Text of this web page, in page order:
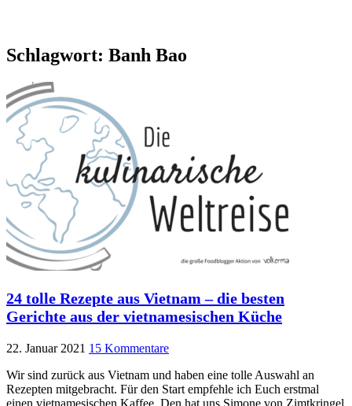
Schlagwort: Banh Bao
24 tolle Rezepte aus Vietnam – die besten
Gerichte aus der vietnamesischen Küche
22. Januar 2021 15 Kommentare
Wir sind zurück aus Vietnam und haben eine tolle Auswahl an
Rezepten mitgebracht. Für den Start empfehle ich Euch erstmal
einen vietnamesischen Kaffee. Den hat uns Simone von Zimtkringel